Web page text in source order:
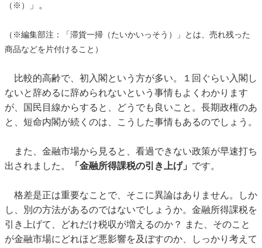
（※） 」。
（※編集部注：「滞貨一掃（たいかいっそう）」とは、売れ残った
商品などを片付けること）
比較的高齢で、初入閣という方が多い。１回ぐらい入閣し
ないと辞めるに辞められないという事情もよくわかります
が、国民目線からすると、どうでも良いこと。長期政権のあ
と、短命内閣が続くのは、こうした事情もあるのでしょう。
また、金融市場から見ると、看過できない政策が早速打ち
出されました。
「金融所得課税の引き上げ」 です。
格差是正は重要なことで、そこに異論はありません。しか
し、別の方法があるのではないでしょうか。金融所得課税を
引き上げて、どれだけ税収が増えるのか？ また、そのこと
が金融市場にどれほど悪影響を及ぼすのか、しっかり考えて